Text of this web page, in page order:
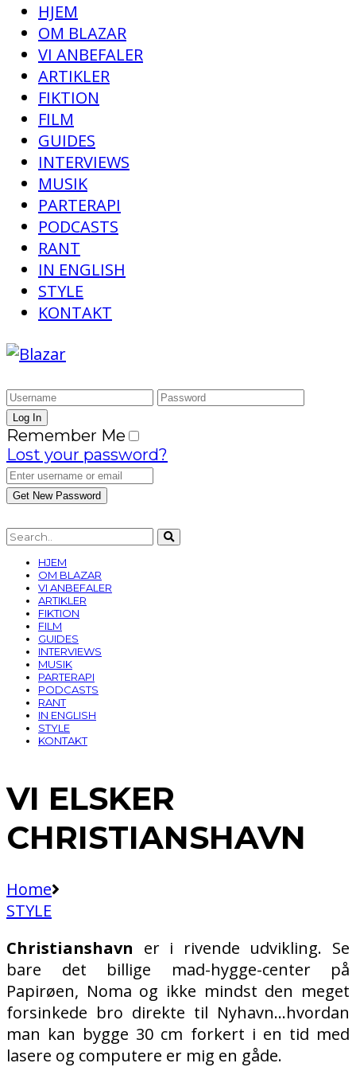
HJEM
OM BLAZAR
VI ANBEFALER
ARTIKLER
FIKTION
FILM
GUIDES
INTERVIEWS
MUSIK
PARTERAPI
PODCASTS
RANT
IN ENGLISH
STYLE
KONTAKT
Remember Me
Lost your password?
HJEM
OM BLAZAR
VI ANBEFALER
ARTIKLER
FIKTION
FILM
GUIDES
INTERVIEWS
MUSIK
PARTERAPI
PODCASTS
RANT
IN ENGLISH
STYLE
KONTAKT
VI ELSKER
CHRISTIANSHAVN
Home
STYLE
Christianshavn er i rivende udvikling. Se
bare det billige mad-hygge-center på
Papirøen, Noma og ikke mindst den meget
forsinkede bro direkte til Nyhavn…hvordan
man kan bygge 30 cm forkert i en tid med
lasere og computere er mig en gåde.